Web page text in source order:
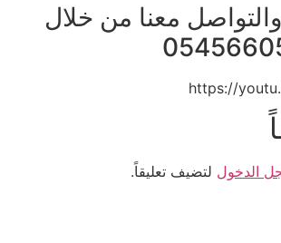
معنا من خلال
https://
الدخول لتضيف تعليقاً.